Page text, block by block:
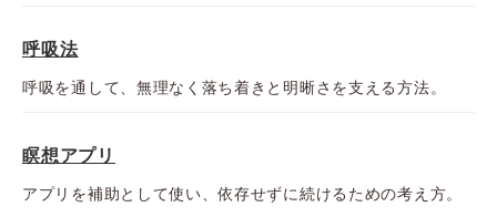
呼吸法
呼吸を通して、無理なく落ち着きと明晰さを支える方法。
瞑想アプリ
アプリを補助として使い、依存せずに続けるための考え方。